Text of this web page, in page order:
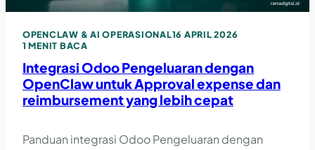
OPENCLAW & AI OPERASIONAL16 APRIL 2026
1 MENIT BACA
Integrasi Odoo Pengeluaran dengan
OpenClaw untuk Approval expense dan
reimbursement yang lebih cepat
Panduan integrasi Odoo Pengeluaran dengan